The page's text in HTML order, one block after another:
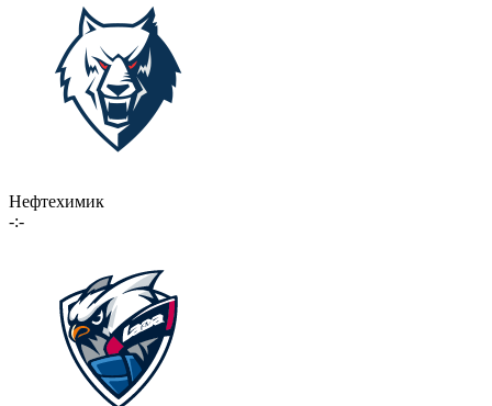
Нефтехимик
-:-